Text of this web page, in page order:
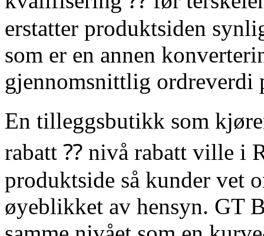
erstatter produktsiden
som er en annen
gjennomsnittlig
En tilleggsbutikk som
rabatt ⁇ nivå rabatt ville i
produktside så kunder vet
øyeblikket av hensyn. GT